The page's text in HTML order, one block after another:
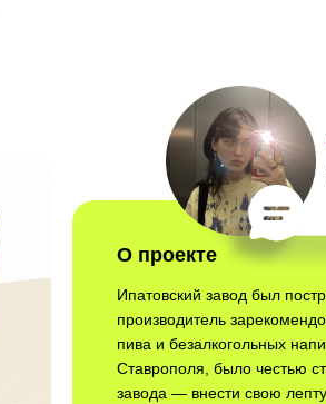
О проекте
Ипатовский завод был
производитель
пива и безалкогольных
Ставрополя, было честью
завода — внести свою